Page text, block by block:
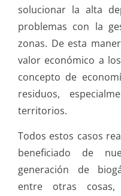
solucionar la alta
problemas con la
zonas. De esta
valor económico a
concepto de
residuos,
territorios.
Todos estos casos
beneficiado de
generación de
entre otras